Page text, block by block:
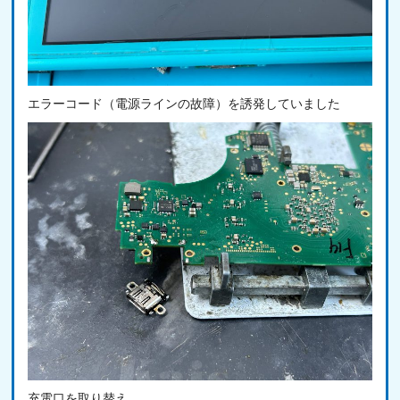
エラーコード（電源ラインの故障）を誘発していました